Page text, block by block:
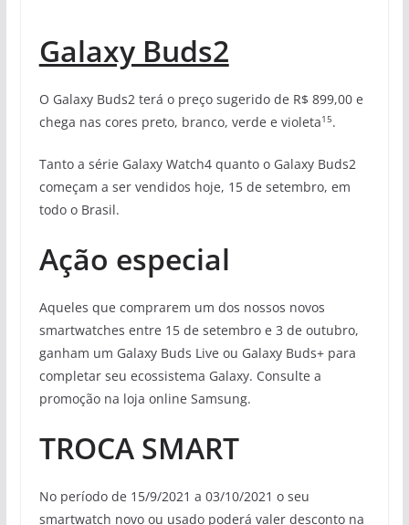
Galaxy Buds2
O Galaxy Buds2 terá o preço sugerido de R$ 899,00 e
chega nas cores preto, branco, verde e violeta15.
Tanto a série Galaxy Watch4 quanto o Galaxy Buds2
começam a ser vendidos hoje, 15 de setembro, em
todo o Brasil.
Ação especial
Aqueles que comprarem um dos nossos novos
smartwatches entre 15 de setembro e 3 de outubro,
ganham um Galaxy Buds Live ou Galaxy Buds+ para
completar seu ecossistema Galaxy. Consulte a
promoção na loja online Samsung.
TROCA SMART
No período de 15/9/2021 a 03/10/2021 o seu
smartwatch novo ou usado poderá valer desconto na